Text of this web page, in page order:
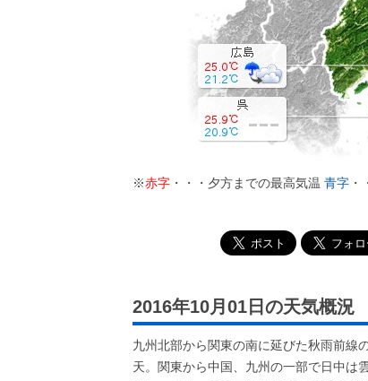
※赤字 ・・・夕方までの最高気温 青字
2016年10月01日の天気概況
九州北部から関東の南に延びた秋雨前線
天。関東から中国、九州の一部で日中は